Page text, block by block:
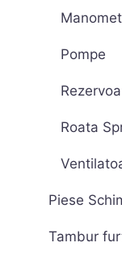
Pompe
Roata
Piese
Tambur